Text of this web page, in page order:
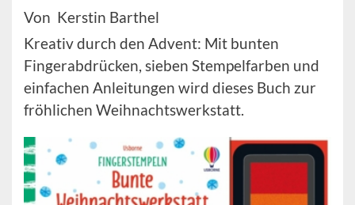
Von Kerstin Barthel
Kreativ durch den Advent: Mit bunten
Fingerabdrücken, sieben Stempelfarben und
einfachen Anleitungen wird dieses Buch zur
fröhlichen Weihnachtswerkstatt.